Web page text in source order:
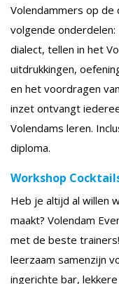
Volendammers op de
volgende
dialect, tellen in het
uitdrukkingen,
en het voordragen
inzet ontvangt
Volendams leren.
diploma.
Workshop
Heb je altijd al willen
maakt? Volendam
met de beste
leerzaam samenzijn
ingerichte bar,